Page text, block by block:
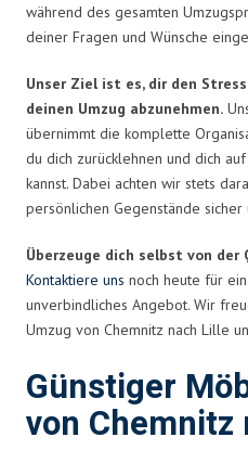
während des gesamten
deiner Fragen und Wünsche
Unser Ziel ist es, dir den
deinen Umzug abzunehmen.
übernimmt die komplette
du dich zurücklehnen und dich
kannst. Dabei achten wir stets
persönlichen Gegenstände
Überzeuge dich selbst von
Kontaktiere uns noch heute für
unverbindliches Angebot. Wir
Umzug von Chemnitz nach Lille
Günstiger
von Chemnitz